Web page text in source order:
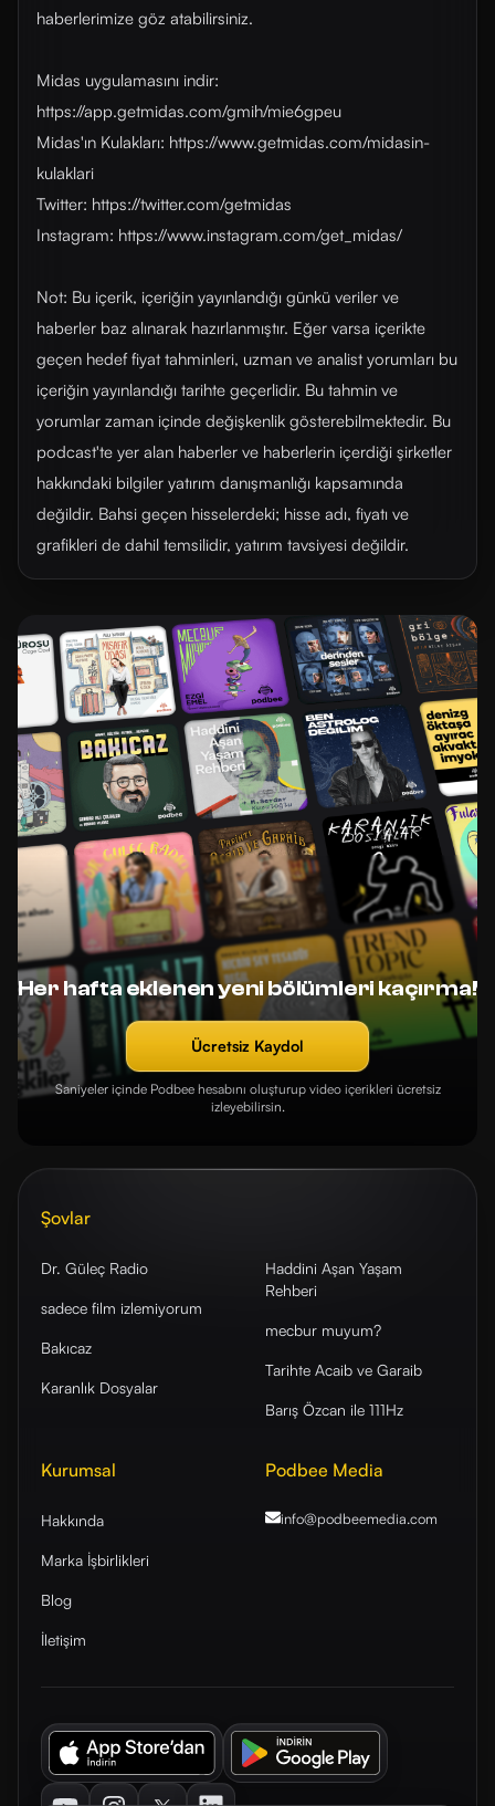
haberlerimize göz atabilirsiniz.
Midas uygulamasını indir:
https://app.getmidas.com/gmih/mie6gpeu
Midas'ın Kulakları: https://www.getmidas.com/midasin-
kulaklari
Twitter: https://twitter.com/getmidas
Instagram: https://www.instagram.com/get_midas/
Not: Bu içerik, içeriğin yayınlandığı günkü veriler ve
haberler baz alınarak hazırlanmıştır. Eğer varsa içerikte
geçen hedef fiyat tahminleri, uzman ve analist yorumları bu
içeriğin yayınlandığı tarihte geçerlidir. Bu tahmin ve
yorumlar zaman içinde değişkenlik gösterebilmektedir. Bu
podcast'te yer alan haberler ve haberlerin içerdiği şirketler
hakkındaki bilgiler yatırım danışmanlığı kapsamında
değildir. Bahsi geçen hisselerdeki; hisse adı, fiyatı ve
grafikleri de dahil temsilidir, yatırım tavsiyesi değildir.
Her hafta eklenen yeni bölümleri kaçırma!
Ücretsiz Kaydol
Saniyeler içinde Podbee hesabını oluşturup video içerikleri ücretsiz
izleyebilirsin.
Şovlar
Dr. Güleç Radio
sadece film izlemiyorum
Bakıcaz
Karanlık Dosyalar
Haddini Aşan Yaşam
Rehberi
mecbur muyum?
Tarihte Acaib ve Garaib
Barış Özcan ile 111Hz
Kurumsal
Hakkında
Marka İşbirlikleri
Blog
İletişim
Podbee Media
info@podbeemedia.com